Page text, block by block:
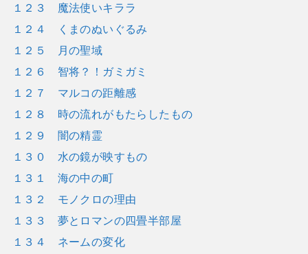
１２３ 魔法使いキララ
１２４ くまのぬいぐるみ
１２５ 月の聖域
１２６ 智将？！ガミガミ
１２７ マルコの距離感
１２８ 時の流れがもたらしたもの
１２９ 闇の精霊
１３０ 水の鏡が映すもの
１３１ 海の中の町
１３２ モノクロの理由
１３３ 夢とロマンの四畳半部屋
１３４ ネームの変化